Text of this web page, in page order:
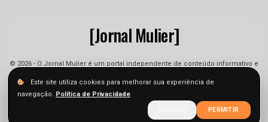
[Jornal Mulier]
© 2026 - O Jornal Mulier é um portal independente de conteúdo informativo e
jornalístico. As informações podem sofrer alterações.
Privacidade
Este site utiliza cookies para melhorar sua experiência de
navegação. Política de Privacidade
PERMITIR